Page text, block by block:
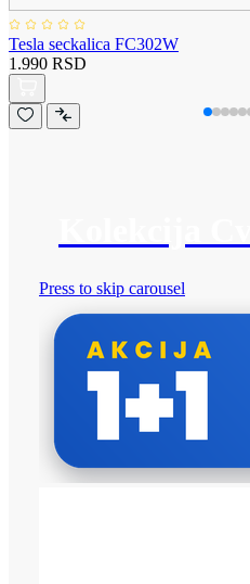
Tesla seckalica FC302W
1.990 RSD
Press to skip carousel